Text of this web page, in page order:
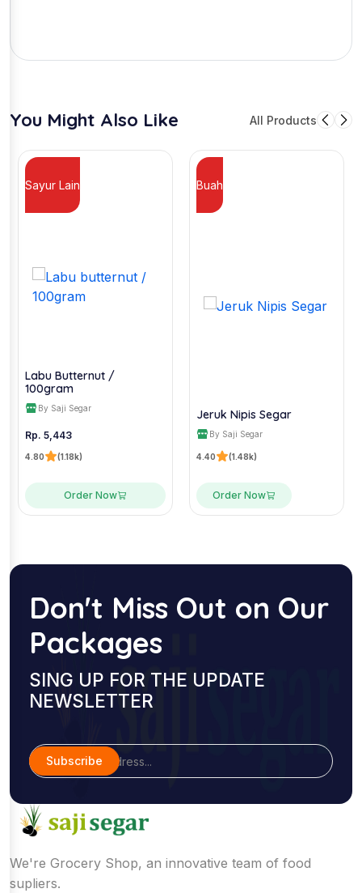
You Might Also Like All Products
Sayur Lain
Labu Butternut /
100gram
By Saji Segar
Rp. 5,443
4.80 (1.18k)
Order Now
Buah
Jeruk Nipis Segar
By Saji Segar
4.40 (1.48k)
Order Now
Don't Miss Out on Our
Packages
SING UP FOR THE UPDATE
NEWSLETTER
Subscribe
We're Grocery Shop, an innovative team of food
supliers.